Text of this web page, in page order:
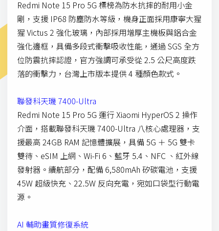
Redmi Note 15 Pro 5G 標榜為防水抗摔的耐用小金
剛，支援 IP68 防塵防水等級，機身正面採用康寧大猩
猩 Victus 2 強化玻璃，內部採用增厚主機板與鋁合金
強化邊框，具備多段式衝擊吸收性能，通過 SGS 全方
位防震抗摔認證，官方強調可承受從 2.5 公尺高度跌
落的衝擊力，台灣上市版本提供 4 種顏色款式。
聯發科天璣 7400-Ultra
Redmi Note 15 Pro 5G 運行 Xiaomi HyperOS 2 操作
介面，搭載聯發科天璣 7400-Ultra 八核心處理器，支
援最高 24GB RAM 記憶體擴展，具備 5G ＋ 5G 雙卡
雙待、eSIM 上網、Wi-Fi 6、藍牙 5.4、NFC 、紅外線
發射器。續航部分，配備 6,580mAh 矽碳電池，支援
45W 超級快充、22.5W 反向充電，宛如口袋型行動電
源。
AI 輔助畫質修復系統